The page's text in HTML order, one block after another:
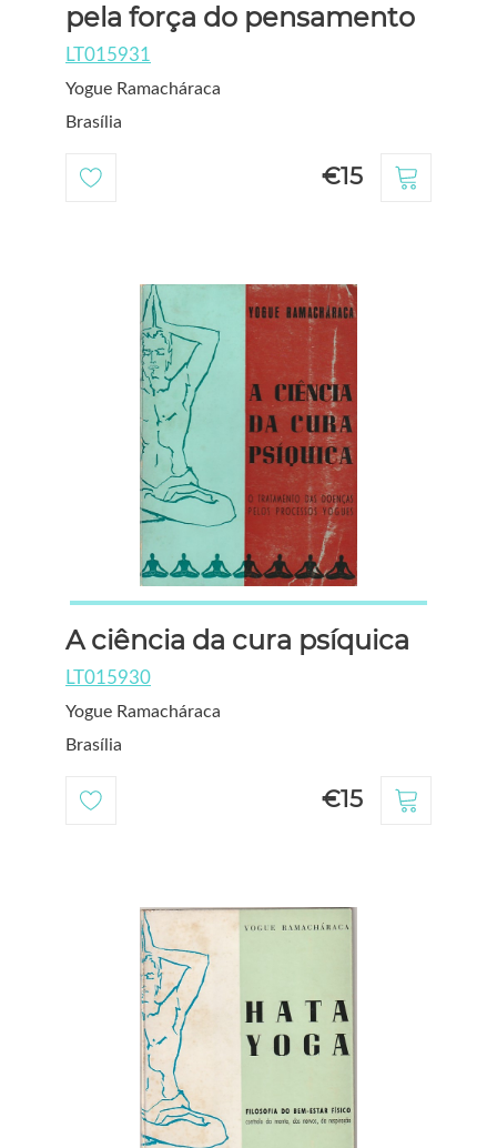
pela força do pensamento
LT015931
Yogue Ramacháraca
Brasília
€15
A ciência da cura psíquica
LT015930
Yogue Ramacháraca
Brasília
€15